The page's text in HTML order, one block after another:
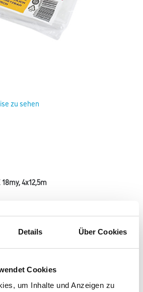
Details Über Cookies
Cookies
um Inhalte und Anzeigen zu
zu sehen
4x12,5m